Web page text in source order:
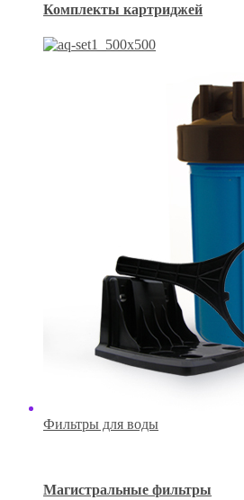
Комплекты картриджей
Фильтры для воды
Магистральные фильтры